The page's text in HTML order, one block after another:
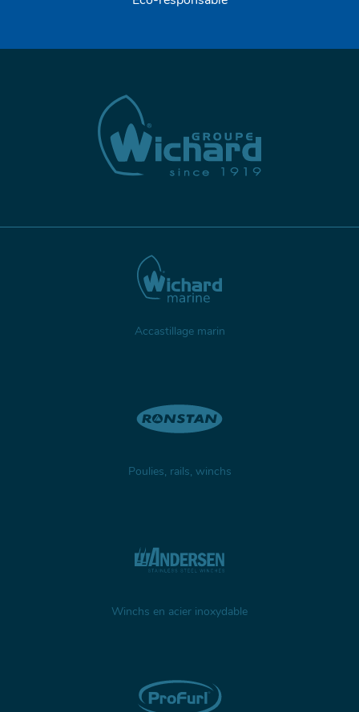
Accastillage marin
Poulies, rails, winchs
Winchs en acier inoxydable